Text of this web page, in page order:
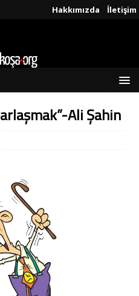
Hakkımızda İletişim
Ali Şahin